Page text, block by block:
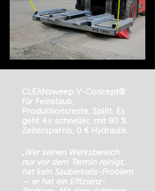
CLEANsweep V-Concept®
für Feinstaub,
Produktionsreste, Splitt. Es
geht 4× schneller, mit 80 %
Zeitersparnis, 0 € Hydraulik.
„Wer seinen Werksbereich
nur vor dem Termin reinigt,
hat kein Sauberkeits-Problem
— er hat ein Effizienz-